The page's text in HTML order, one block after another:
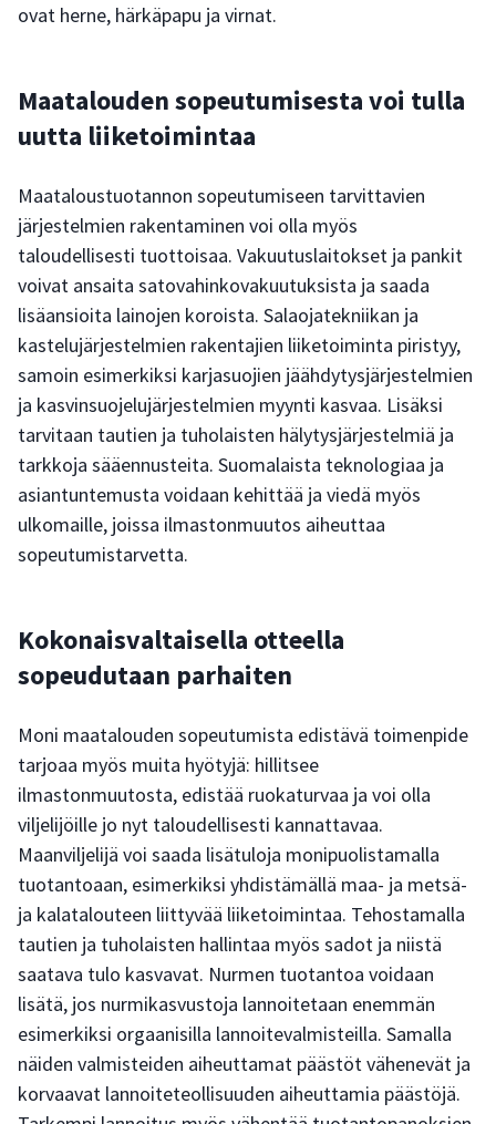
ovat herne, härkäpapu ja virnat.
Maatalouden sopeutumisesta voi tulla
uutta liiketoimintaa
Maataloustuotannon sopeutumiseen tarvittavien
järjestelmien rakentaminen voi olla myös
taloudellisesti tuottoisaa. Vakuutuslaitokset ja pankit
voivat ansaita satovahinkovakuutuksista ja saada
lisäansioita lainojen koroista. Salaojatekniikan ja
kastelujärjestelmien rakentajien liiketoiminta piristyy,
samoin esimerkiksi karjasuojien jäähdytysjärjestelmien
ja kasvinsuojelujärjestelmien myynti kasvaa. Lisäksi
tarvitaan tautien ja tuholaisten hälytysjärjestelmiä ja
tarkkoja sääennusteita. Suomalaista teknologiaa ja
asiantuntemusta voidaan kehittää ja viedä myös
ulkomaille, joissa ilmastonmuutos aiheuttaa
sopeutumistarvetta.
Kokonaisvaltaisella otteella
sopeudutaan parhaiten
Moni maatalouden sopeutumista edistävä toimenpide
tarjoaa myös muita hyötyjä: hillitsee
ilmastonmuutosta, edistää ruokaturvaa ja voi olla
viljelijöille jo nyt taloudellisesti kannattavaa.
Maanviljelijä voi saada lisätuloja monipuolistamalla
tuotantoaan, esimerkiksi yhdistämällä maa- ja metsä-
ja kalatalouteen liittyvää liiketoimintaa. Tehostamalla
tautien ja tuholaisten hallintaa myös sadot ja niistä
saatava tulo kasvavat. Nurmen tuotantoa voidaan
lisätä, jos nurmikasvustoja lannoitetaan enemmän
esimerkiksi orgaanisilla lannoitevalmisteilla. Samalla
näiden valmisteiden aiheuttamat päästöt vähenevät ja
korvaavat lannoiteteollisuuden aiheuttamia päästöjä.